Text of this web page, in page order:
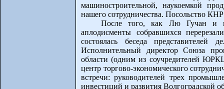
машиностроительной, наукоемкой
нашего сотрудничества. Посольство
После того, как Лю Гучан и
аплодисменты собравшихся
состоялась беседа представителей
Исполнительный директор Союза
области (одним из соучредителей
центр торгово-экономического
встречи: руководителей трех
инвестиций и развития Волгоградской